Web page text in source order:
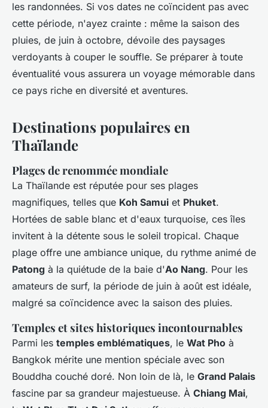
les randonnées. Si vos dates ne coïncident pas avec
cette période, n'ayez crainte : même la saison des
pluies, de juin à octobre, dévoile des paysages
verdoyants à couper le souffle. Se préparer à toute
éventualité vous assurera un voyage mémorable dans
ce pays riche en diversité et aventures.
Destinations populaires en
Thaïlande
Plages de renommée mondiale
La Thaïlande est réputée pour ses plages
magnifiques, telles que Koh Samui et Phuket.
Hortées de sable blanc et d'eaux turquoise, ces îles
invitent à la détente sous le soleil tropical. Chaque
plage offre une ambiance unique, du rythme animé de
Patong à la quiétude de la baie d'Ao Nang. Pour les
amateurs de surf, la période de juin à août est idéale,
malgré sa coïncidence avec la saison des pluies.
Temples et sites historiques incontournables
Parmi les temples emblématiques, le Wat Pho à
Bangkok mérite une mention spéciale avec son
Bouddha couché doré. Non loin de là, le Grand Palais
fascine par sa grandeur majestueuse. À Chiang Mai,